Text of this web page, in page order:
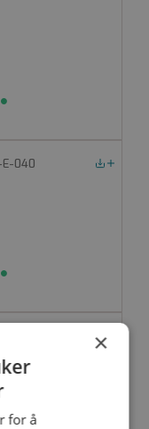
E-040
×
for å